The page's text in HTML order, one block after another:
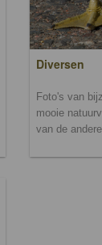
Diversen
Foto's van
mooie
van de